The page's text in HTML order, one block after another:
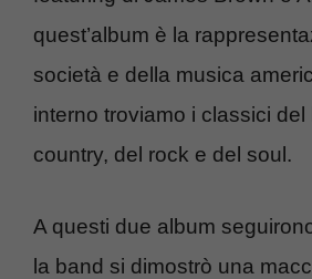
quest’album è la
società e della musica
interno troviamo i classici del
country, del rock e del soul.
A questi due album
la band si dimostrò una